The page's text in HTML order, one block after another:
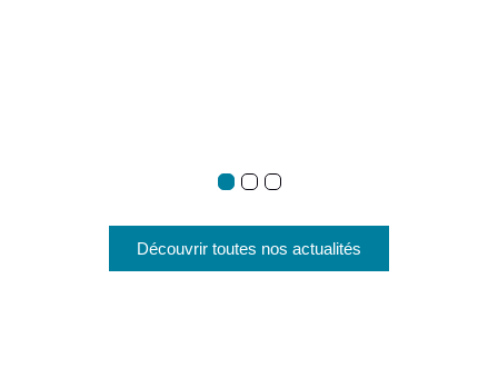
Découvrir toutes nos actualités